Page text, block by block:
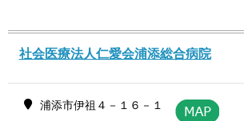
社会医療法人仁愛会浦添総合病院
浦添市伊祖４－１６－１